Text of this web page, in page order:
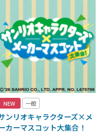
NEW 一般
ンリオキャラクターズ×メ
カーマスコット大集合！